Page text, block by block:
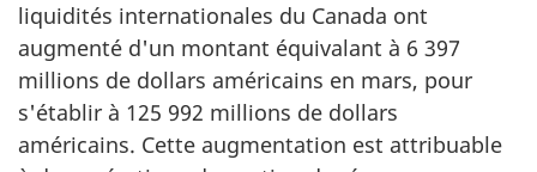
liquidités internationales du Canada ont
augmenté d'un montant équivalant à 6 397
millions de dollars américains en mars, pour
s'établir à 125 992 millions de dollars
américains. Cette augmentation est attribuable